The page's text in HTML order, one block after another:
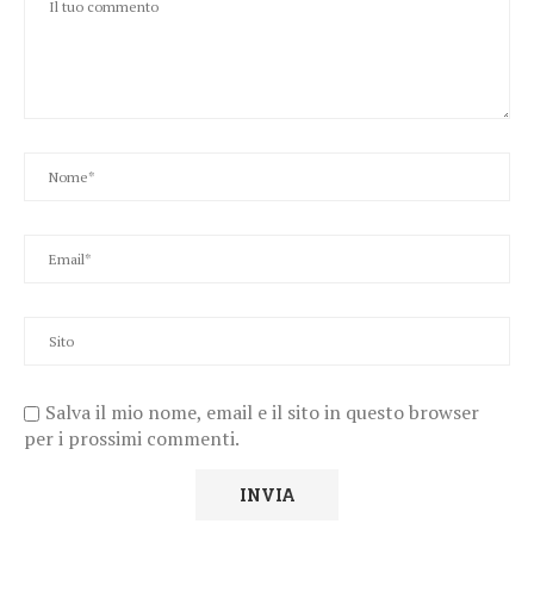
Salva il mio nome, email e il sito in questo browser
per i prossimi commenti.